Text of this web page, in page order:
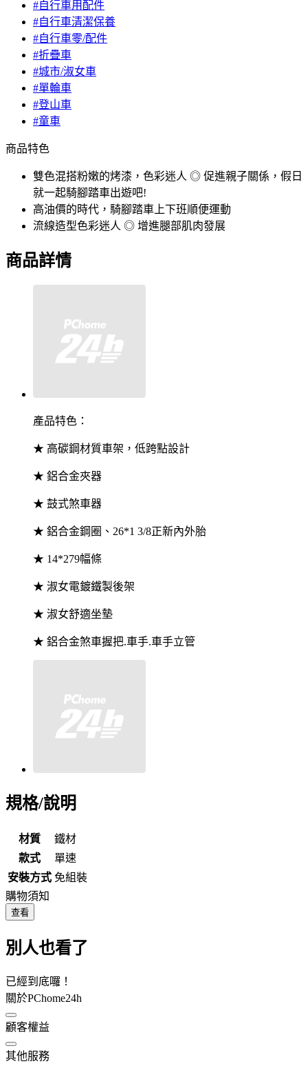
#自行車用配件
#自行車清潔保養
#自行車零/配件
#折疊車
#城市/淑女車
#單輪車
#登山車
#童車
商品特色
雙色混搭粉嫩的烤漆，色彩迷人 ◎ 促進親子關係，假日
就一起騎腳踏車出遊吧!
高油價的時代，騎腳踏車上下班順便運動
流線造型色彩迷人 ◎ 增進腿部肌肉發展
商品詳情
產品特色：
★ 高碳鋼材質車架，低跨點設計
★ 鋁合金夾器
★ 鼓式煞車器
★ 鋁合金鋼圈、26*1 3/8正新內外胎
★ 14*279幅條
★ 淑女電鍍鐵製後架
★ 淑女舒適坐墊
★ 鋁合金煞車握把.車手.車手立管
規格/說明
材質
鐵材
款式
單速
安裝方式 免組裝
購物須知
查看
別人也看了
已經到底囉！
關於PChome24h
顧客權益
其他服務